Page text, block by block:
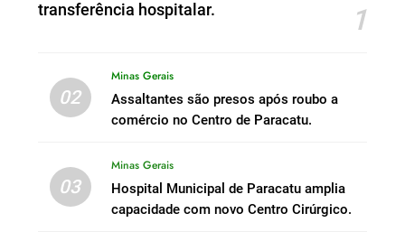
transferência hospitalar.
1
02
Minas Gerais
Assaltantes são presos após roubo a
comércio no Centro de Paracatu.
03
Minas Gerais
Hospital Municipal de Paracatu amplia
capacidade com novo Centro Cirúrgico.